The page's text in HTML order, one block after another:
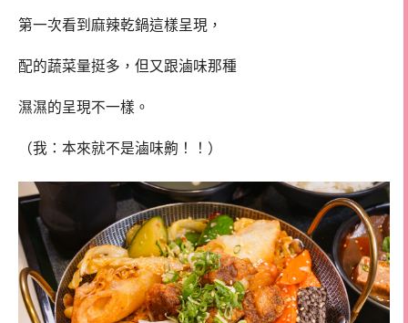
第一次看到麻辣乾鍋這樣呈現，
配的蔬菜量挺多，但又跟滷味那種
濕濕的呈現不一樣。
（我：本來就不是滷味齁！！）